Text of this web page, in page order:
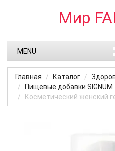
Мир
MENU
Главная Каталог
Пищевые добавки SIGNUM
Косметический женский